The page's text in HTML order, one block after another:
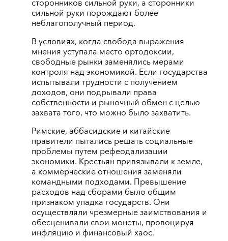
сторонников сильной руки, а сторонники
сильной руки порождают более
неблагополучный период.
В условиях, когда свобода выражения
мнения уступала место ортодоксии,
свободные рынки заменялись мерами
контроля над экономикой. Если государства
испытывали трудности с получением
доходов, они подрывали права
собственности и рыночный обмен с целью
захвата того, что можно было захватить.
Римские, аббасидские и китайские
правители пытались решать социальные
проблемы путем рефеодализации
экономики. Крестьян привязывали к земле,
а коммерческие отношения заменяли
командными подходами. Превышение
расходов над сборами было общим
признаком упадка государств. Они
осуществляли чрезмерные заимствования и
обесценивали свои монеты, провоцируя
инфляцию и финансовый хаос.